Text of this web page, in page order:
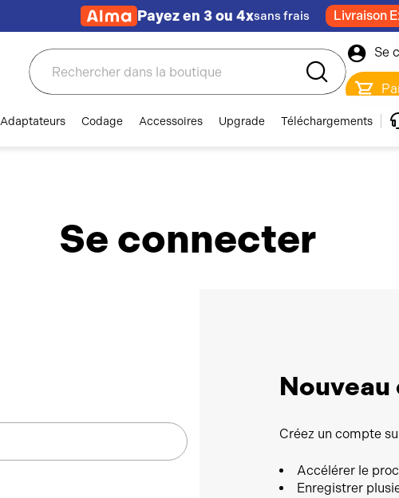
Payez en 3 ou 4xsans frais Livraison
Rechercher Se
Adaptateurs Codage Accessoires Upgrade Téléchargements
Se connecter
Nouveau
Créez un compte
Accélérer le
Enregistrer